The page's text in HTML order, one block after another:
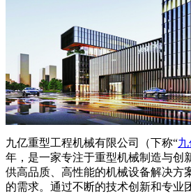
九亿重型工程机械有限公司（下称“
年，是一家专注于重型机械制造与创
供高品质、高性能的机械设备解决方
的需求。通过不断的技术创新和专业